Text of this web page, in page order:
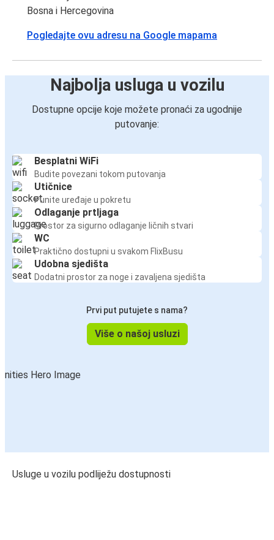
Bosna i Hercegovina
Pogledajte ovu adresu na Google mapama
Najbolja usluga u vozilu
Dostupne opcije koje možete pronaći za ugodnije
putovanje:
Besplatni WiFi
Budite povezani tokom putovanja
Utičnice
Punite uređaje u pokretu
Odlaganje prtljaga
Prostor za sigurno odlaganje ličnih stvari
WC
Praktično dostupni u svakom FlixBusu
Udobna sjedišta
Dodatni prostor za noge i zavaljena sjedišta
Prvi put putujete s nama?
Više o našoj usluzi
Usluge u vozilu podliježu dostupnosti